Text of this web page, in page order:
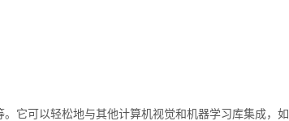
它可以轻松地与其他计算机视觉和机器学习库集成，如